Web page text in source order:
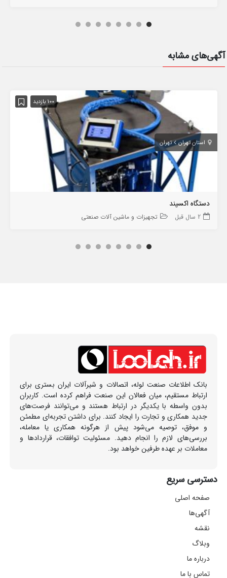
آگهی‌های مشابه
100 بازدید
استان تهران تهران
دستگاه اکسپند
2 سال قبل تجهیزات و ماشین آلات صنعتی
بانک اطلاعات صنعت لوله، اتصالات و شیرآلات ایران بستری برای
ارتباط مستقیم، میان فعالان این صنعت فراهم کرده است. کاربران
بدون واسطه با یکدیگر در ارتباط هستند و می‌توانند فرصت‌های
جدید همکاری و تجارت را ایجاد کنند. برای داشتن تجربه‌ای مطمئن
و موفق، توصیه می‌شود پیش از هرگونه همکاری یا معامله،
بررسی‌های لازم را انجام دهید. مسئولیت توافقات، قراردادها و
معاملات بر عهده طرفین خواهد بود.
دسترسی سریع
صفحه اصلی
آگهی‌ها
نقشه
وبلاگ
درباره ما
تماس با ما